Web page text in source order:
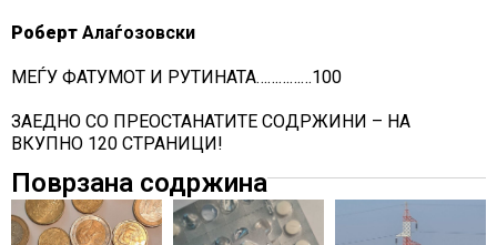
Роберт Алаѓозовски
МЕЃУ ФАТУМОТ И РУТИНАТА……………100
ЗАЕДНО СО ПРЕОСТАНАТИТЕ СОДРЖИНИ – НА
ВКУПНО 120 СТРАНИЦИ!
Поврзана содржина